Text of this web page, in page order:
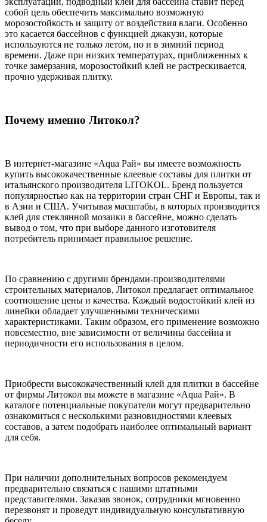
собой цель обеспечить максимально возможную
морозостойкость и защиту от воздействия влаги. Особенно
это касается бассейнов с функцией джакузи, которые
используются не только летом, но и в зимний период
времени. Даже при низких температурах, приближенных к
точке замерзания, морозостойкий клей не растрескивается,
прочно удерживая плитку.
Почему именно Литокол?
В интернет-магазине «Aqua Рай» вы имеете возможность
купить высококачественные клеевые составы для плитки от
итальянского производителя LITOKOL. Бренд пользуется
популярностью как на территории стран СНГ и Европы, так и
в Азии и США. Учитывая масштабы, в которых производится
клей для стеклянной мозаики в бассейне, можно сделать
вывод о том, что при выборе данного изготовителя
потребитель принимает правильное решение.
По сравнению с другими брендами-производителями
строительных материалов, Литокол предлагает оптимальное
соотношение цены и качества. Каждый водостойкий клей из
линейки обладает улучшенными техническими
характеристиками. Таким образом, его применение возможно
повсеместно, вне зависимости от величины бассейна и
периодичности его использования в целом.
Приобрести высококачественный клей для плитки в бассейне
от фирмы Литокол вы можете в магазине «Aqua Рай». В
каталоге потенциальные покупатели могут предварительно
ознакомиться с несколькими разновидностями клеевых
составов, а затем подобрать наиболее оптимальный вариант
для себя.
При наличии дополнительных вопросов рекомендуем
предварительно связаться с нашими штатными
представителями. Заказав звонок, сотрудники мгновенно
перезвонят и проведут индивидуальную консультативную